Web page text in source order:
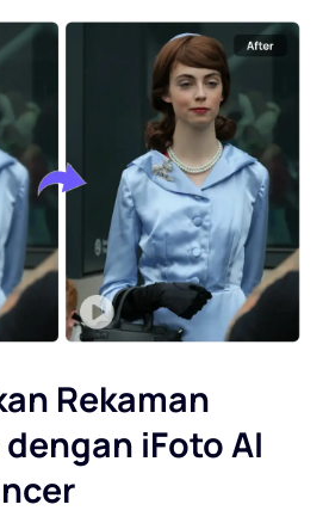
Rekaman
iFoto AI